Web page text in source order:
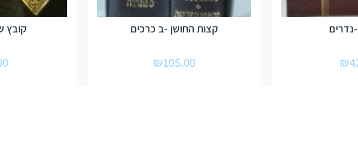
נדרים
₪
קצות החושן -ב כרכים
₪105.00
קובץ